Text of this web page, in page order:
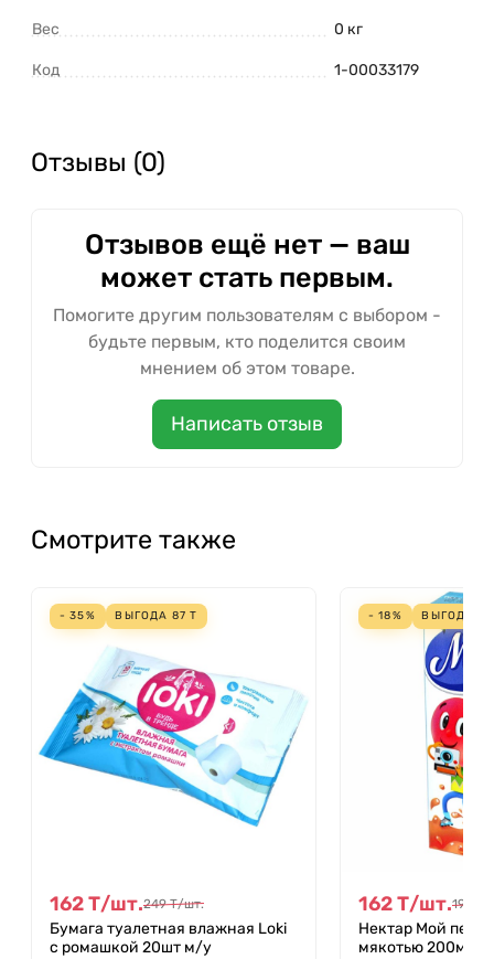
Вес 0 кг
Код 1-00033179
Отзывы (0)
Отзывов ещё нет — ваш
может стать первым.
Помогите другим пользователям с выбором -
будьте первым, кто поделится своим
мнением об этом товаре.
Написать отзыв
Смотрите также
- 35% ВЫГОДА 87 Т
162Т/шт.249 Т/шт.
Бумага туалетная влажная Loki
с ромашкой 20шт м/у
- 18% ВЫГОДА
162Т/шт.197
Нектар Мой
мякотью 200мл